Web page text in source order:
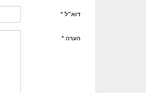
דוא"ל *
הערה *